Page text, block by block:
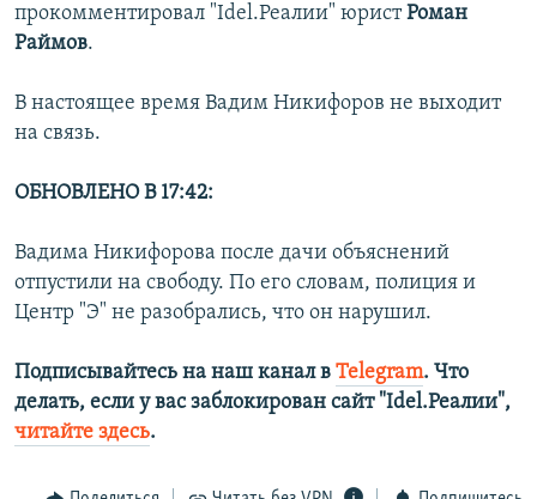
прокомментировал "Idel.Реалии" юристРоман
Раймов.
В настоящее время Вадим Никифоров не выходит
на связь.
ОБНОВЛЕНО В 17:42:
Вадима Никифорова после дачи объяснений
отпустили на свободу. По его словам, полиция и
Центр "Э" не разобрались, что он нарушил.
Подписывайтесь на наш канал в Telegram. Что
делать, если у вас заблокирован сайт "Idel.Реалии",
читайте здесь.